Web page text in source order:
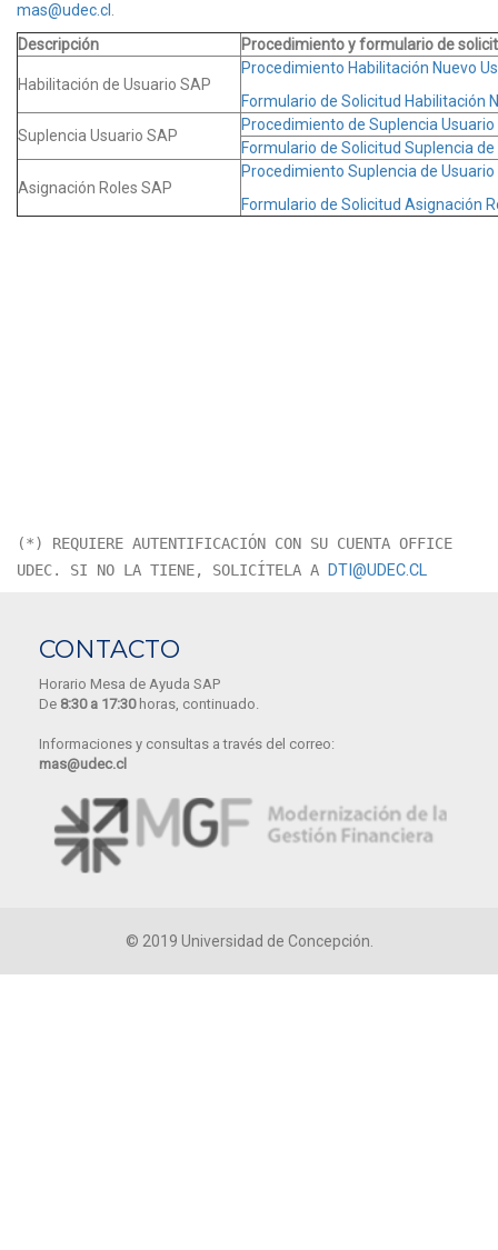
mas@udec.cl
Descripción
Procedimiento y formulario de
Habilitación de Usuario SAP
Procedimiento Habilitación Nuevo
Formulario de Solicitud Habilitación
Suplencia Usuario SAP
Procedimiento de Suplencia Usuario
Formulario de Solicitud Suplencia
Asignación Roles SAP
Procedimiento Suplencia de Usuario
Formulario de Solicitud Asignación
(*) REQUIERE AUTENTIFICACIÓN CON SU CUENTA OFFICE
UDEC. SI NO LA TIENE, SOLICÍTELA A
DTI@UDEC.CL
CONTACTO
Horario Mesa de Ayuda SAP
De 8:30 a 17:30 horas, continuado.
Informaciones y consultas a través del correo:
mas@udec.cl
© 2019 Universidad de Concepción.